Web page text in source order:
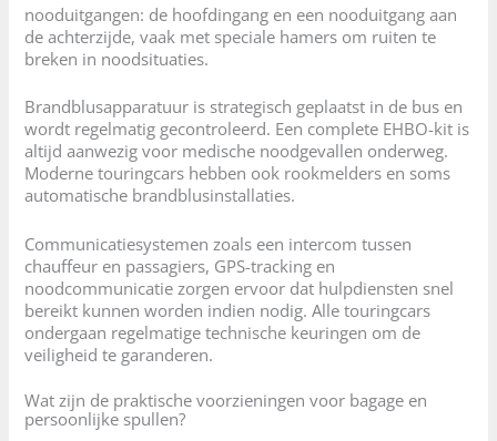
nooduitgangen: de hoofdingang en een nooduitgang aan
de achterzijde, vaak met speciale hamers om ruiten te
breken in noodsituaties.
Brandblusapparatuur is strategisch geplaatst in de bus en
wordt regelmatig gecontroleerd. Een complete EHBO-kit is
altijd aanwezig voor medische noodgevallen onderweg.
Moderne touringcars hebben ook rookmelders en soms
automatische brandblusinstallaties.
Communicatiesystemen zoals een intercom tussen
chauffeur en passagiers, GPS-tracking en
noodcommunicatie zorgen ervoor dat hulpdiensten snel
bereikt kunnen worden indien nodig. Alle touringcars
ondergaan regelmatige technische keuringen om de
veiligheid te garanderen.
Wat zijn de praktische voorzieningen voor bagage en
persoonlijke spullen?